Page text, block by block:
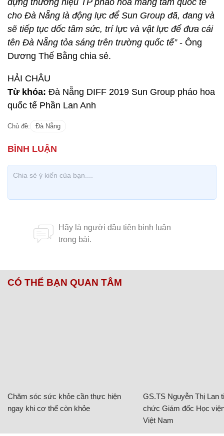
dựng thương hiệu TP pháo hoa mang tầm quốc tế
cho Đà Nẵng là động lực để Sun Group đã, đang và
sẽ tiếp tục dốc tâm sức, trí lực và vật lực để đưa cái
tên Đà Nẵng tỏa sáng trên trường quốc tế” - Ông
Dương Thế Bằng chia sẻ.
HẢI CHÂU
Từ khóa: Đà Nẵng DIFF 2019 Sun Group pháo hoa
quốc tế Phần Lan Anh
Chủ đề: Đà Nẵng
CÓ THỂ BẠN QUAN TÂM
Chăm sóc sức khỏe cần thực hiện
ngay khi cơ thể còn khỏe
GS.TS Nguyễn Thị Lan
chức Giám đốc Học
Việt Nam